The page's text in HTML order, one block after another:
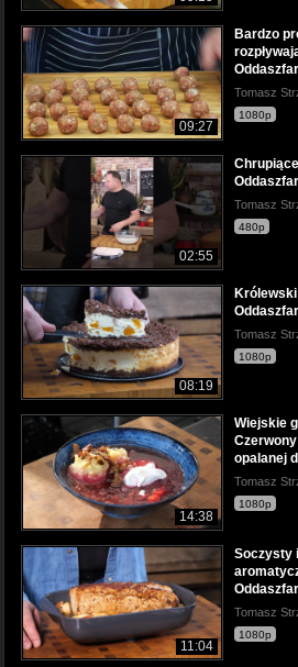
09:27
Bardzo
Tomasz
1080p
02:55
Tomasz
480p
08:19
Tomasz
1080p
14:38
Wiejskie
opalanej
Tomasz
1080p
11:04
Soczysty
Tomasz
1080p